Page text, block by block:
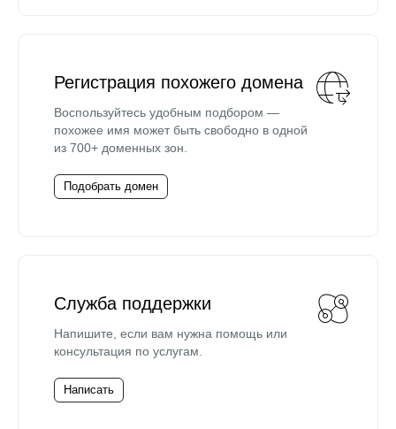
Регистрация похожего домена
Воспользуйтесь удобным подбором —
похожее имя может быть свободно в одной
из 700+ доменных зон.
Подобрать домен
Служба поддержки
Напишите, если вам нужна помощь или
консультация по услугам.
Написать